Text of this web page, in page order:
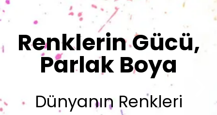
Renklerimiz
Sizin İmzanız
Olsun